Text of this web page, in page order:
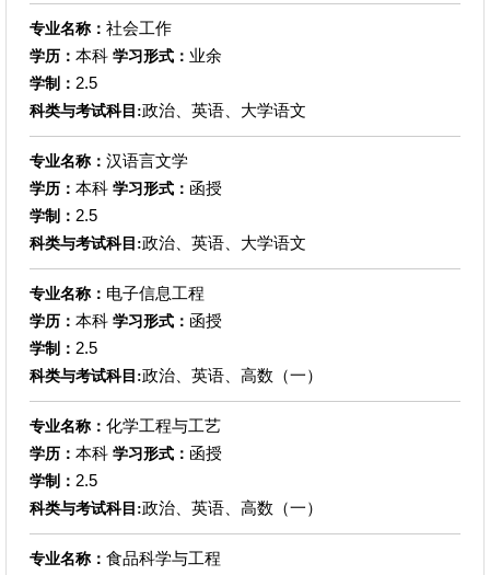
专业名称： 社会工作
学历： 本科 学习形式： 业余
学制： 2.5
科类与考试科目:政治、英语、大学语文
专业名称： 汉语言文学
学历： 本科 学习形式： 函授
学制： 2.5
科类与考试科目:政治、英语、大学语文
专业名称： 电子信息工程
学历： 本科 学习形式： 函授
学制： 2.5
科类与考试科目:政治、英语、高数（一）
专业名称： 化学工程与工艺
学历： 本科 学习形式： 函授
学制： 2.5
科类与考试科目:政治、英语、高数（一）
专业名称： 食品科学与工程